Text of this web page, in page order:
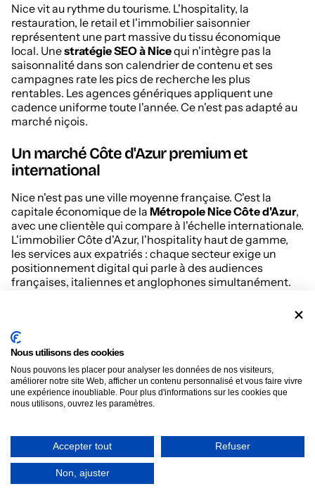
Nice vit au rythme du tourisme. L'hospitality, la
restauration, le retail et l'immobilier saisonnier
représentent une part massive du tissu économique
local. Unestratégie SEO à Nicequi n'intègre pas la
saisonnalité dans son calendrier de contenu et ses
campagnes rate les pics de recherche les plus
rentables. Les agences génériques appliquent une
cadence uniforme toute l'année. Ce n'est pas adapté au
marché niçois.
Un marché Côte d'Azur premium et
international
Nice n'est pas une ville moyenne française. C'est la
capitale économique de la Métropole Nice Côte d'Azur,
avec une clientèle qui compare à l'échelle internationale.
L'immobilier Côte d'Azur, l'hospitality haut de gamme,
les services aux expatriés : chaque secteur exige un
positionnement digital qui parle à des audiences
françaises, italiennes et anglophones simultanément.
06
Le département desAlpes-Maritimes
100 000 entreprises. Nice, Cannes, Antibes, Sophia
Antipolis, Cagnes-sur-Mer, Menton : chaque commune
a sa dynamique. Choisir une agence SEO à Niceancrée
chaque zone. Le SEO local exige une granularité que
seule une présence de proximité permet.
Une double audience résidents et
Nous utilisons des cookies
Nous pouvons les placer pour analyser les données de nos visiteurs,
améliorer notre site Web, afficher un contenu personnalisé et vous faire vivre
une expérience inoubliable. Pour plus d'informations sur les cookies que
nous utilisons, ouvrez les paramètres.
Accepter tout Refuser
Non, ajuster